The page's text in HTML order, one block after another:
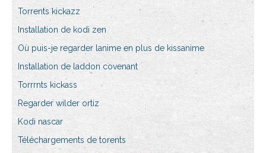
Torrents kickazz
Installation de kodi zen
Où puis-je regarder lanime en plus de kissanime
Installation de laddon covenant
Torrrnts kickass
Regarder wilder ortiz
Kodi nascar
Téléchargements de torents